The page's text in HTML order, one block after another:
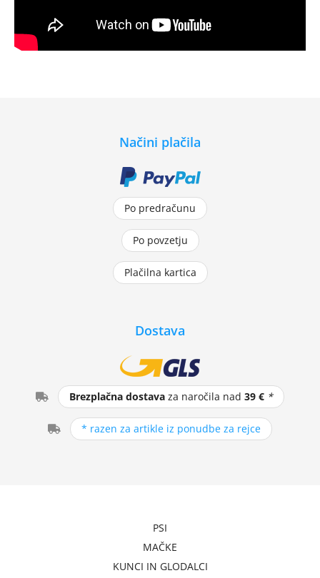
Načini plačila
Po predračunu
Po povzetju
Plačilna kartica
Dostava
Brezplačna dostava za naročila nad39 € *
* razen za artikle iz ponudbe za rejce
PSI
MAČKE
KUNCI IN GLODALCI